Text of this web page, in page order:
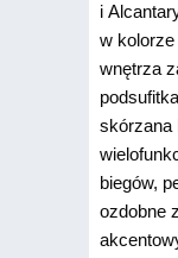
i
w
wnętrza
skórzana
biegów,
ozdobne